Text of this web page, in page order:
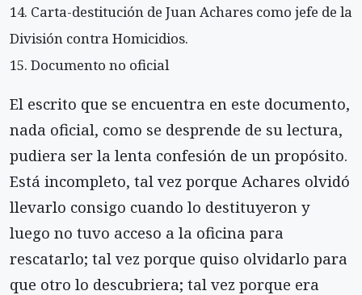
Carta-destitución de Juan Achares como jefe de la
División contra Homicidios.
Documento no oficial
El escrito que se encuentra en este documento,
nada oficial, como se desprende de su lectura,
pudiera ser la lenta confesión de un propósito.
Está incompleto, tal vez porque Achares olvidó
llevarlo consigo cuando lo destituyeron y
luego no tuvo acceso a la oficina para
rescatarlo; tal vez porque quiso olvidarlo para
que otro lo descubriera; tal vez porque era